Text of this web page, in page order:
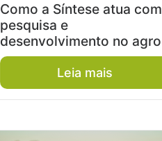
Como a Síntese atua com
pesquisa e
desenvolvimento no agro
Leia mais